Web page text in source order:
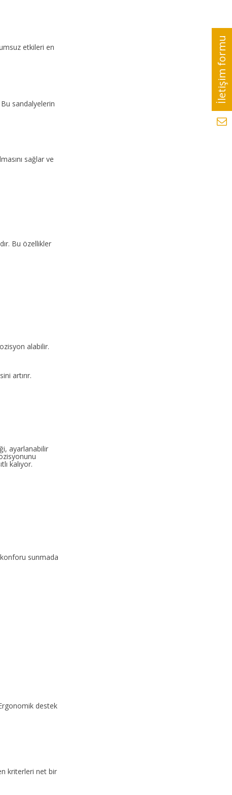
etkileri en
Bu sandalyelerin
sağlar ve
Bu özellikler
alabilir.
artırır.
ayarlanabilir
kalıyor.
konforu sunmada
destek
kriterleri net bir